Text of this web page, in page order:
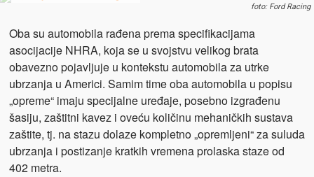
foto: Ford Racing
Oba su automobila rađena prema specifikacijama
asocijacije NHRA, koja se u svojstvu velikog brata
obavezno pojavljuje u kontekstu automobila za utrke
ubrzanja u Americi. Samim time oba automobila u popisu
„opreme“ imaju specijalne uređaje, posebno izgrađenu
šasiju, zaštitni kavez i oveću količinu mehaničkih sustava
zaštite, tj. na stazu dolaze kompletno „opremljeni“ za suluda
ubrzanja i postizanje kratkih vremena prolaska staze od
402 metra.